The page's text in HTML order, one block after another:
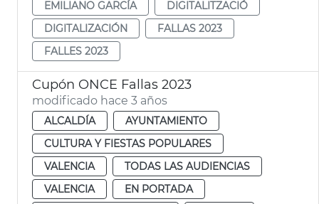
EMILIANO GARCÍA
DIGITALITZACIÓ
DIGITALIZACIÓN
FALLAS 2023
FALLES 2023
Cupón ONCE Fallas 2023
modificado hace 3 años
ALCALDÍA
AYUNTAMIENTO
CULTURA Y FIESTAS POPULARES
VALENCIA
TODAS LAS AUDIENCIAS
VALENCIA
EN PORTADA